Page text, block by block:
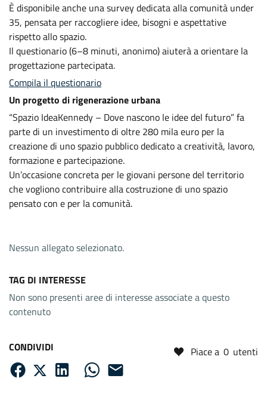
È disponibile anche una survey dedicata alla comunità under
35, pensata per raccogliere idee, bisogni e aspettative
rispetto allo spazio.
Il questionario (6–8 minuti, anonimo) aiuterà a orientare la
progettazione partecipata.
Compila il questionario
Un progetto di rigenerazione urbana
“Spazio IdeaKennedy – Dove nascono le idee del futuro” fa
parte di un investimento di oltre 280 mila euro per la
creazione di uno spazio pubblico dedicato a creatività, lavoro,
formazione e partecipazione.
Un’occasione concreta per le giovani persone del territorio
che vogliono contribuire alla costruzione di uno spazio
pensato con e per la comunità.
Nessun allegato selezionato.
TAG DI INTERESSE
Non sono presenti aree di interesse associate a questo
contenuto
CONDIVIDI Piace a 0 utenti